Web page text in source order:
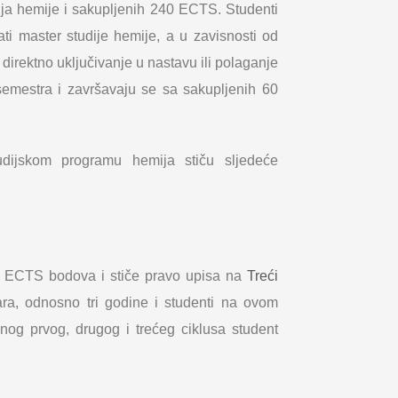
hemije i sakupljenih 240 ECTS. Studenti
master studije hemije, a u zavisnosti od
uključivanje u nastavu ili polaganje
i završavaju se sa sakupljenih 60
programu hemija stiču sljedeće
bodova i stiče pravo upisa na Treći
odnosno tri godine i studenti na ovom
prvog, drugog i trećeg ciklusa student